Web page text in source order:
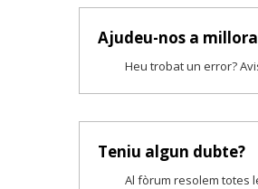
Ajudeu-nos a
Heu trobat un error?
Teniu algun dubte?
Al fòrum resolem totes